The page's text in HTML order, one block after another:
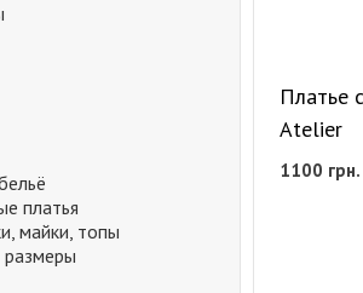
платья
майки, топы
Платье
Atelier
1100 грн.